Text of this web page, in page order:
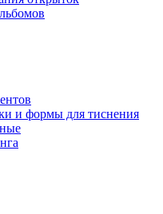
и формы для тиснения